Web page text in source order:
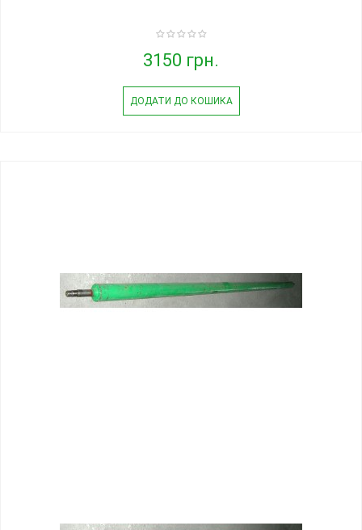
3150 грн.
ДОДАТИ ДО КОШИКА